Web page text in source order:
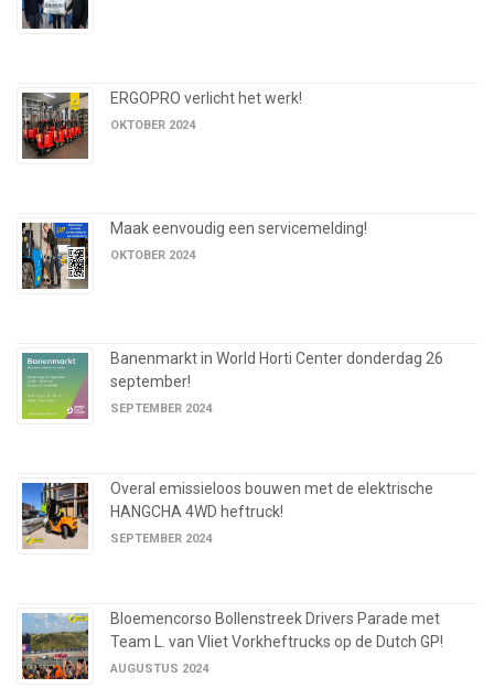
ERGOPRO verlicht het werk!
OKTOBER 2024
Maak eenvoudig een servicemelding!
OKTOBER 2024
Banenmarkt in World Horti Center donderdag 26
september!
SEPTEMBER 2024
Overal emissieloos bouwen met de elektrische
HANGCHA 4WD heftruck!
SEPTEMBER 2024
Bloemencorso Bollenstreek Drivers Parade met
Team L. van Vliet Vorkheftrucks op de Dutch GP!
AUGUSTUS 2024